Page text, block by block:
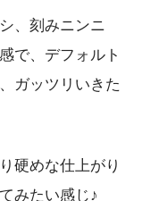
、刻みニンニ
で、デフォルト
ガッツリいきた
硬めな仕上がり
みたい感じ♪